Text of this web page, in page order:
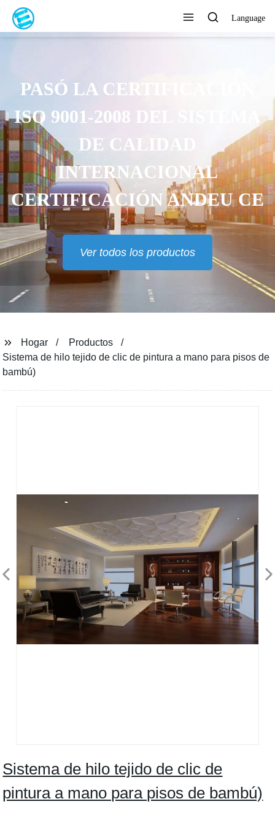
Language
PASÓ LA CERTIFICACIÓN
ISO 9001-2008 DEL SISTEMA
DE CALIDAD
INTERNACIONAL
CERTIFICACIÓN ANDEU CE
Ver todos los productos
Hogar
Productos
Sistema de hilo tejido de clic de pintura a mano para pisos de
bambú)
Sistema de hilo tejido de clic de
pintura a mano para pisos de bambú)